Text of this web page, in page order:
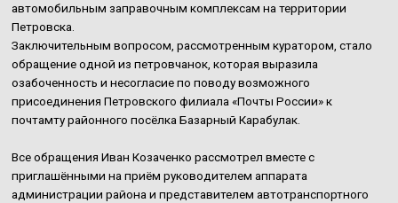
автомобильным заправочным комплексам на территории
Петровска.
Заключительным вопросом, рассмотренным куратором, стало
обращение одной из петровчанок, которая выразила
озабоченность и несогласие по поводу возможного
присоединения Петровского филиала «Почты России» к
почтамту районного посёлка Базарный Карабулак.
Все обращения Иван Козаченко рассмотрел вместе с
приглашёнными на приём руководителем аппарата
администрации района и представителем автотранспортного